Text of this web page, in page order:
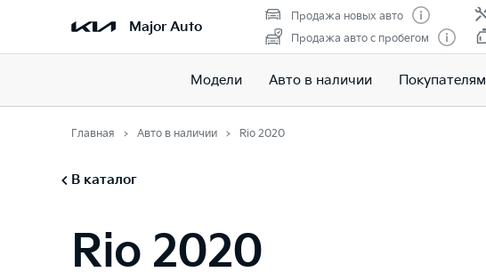
Major Auto
Продажа новых авто
Продажа авто с пробегом
Модели Авто в наличии Покупателям
Главная Авто в наличии Rio 2020
В каталог
Rio 2020